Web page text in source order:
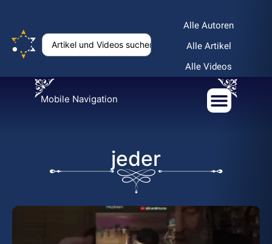
Alle Autoren
Alle Artikel
Alle Videos
Mobile Navigation
jeder